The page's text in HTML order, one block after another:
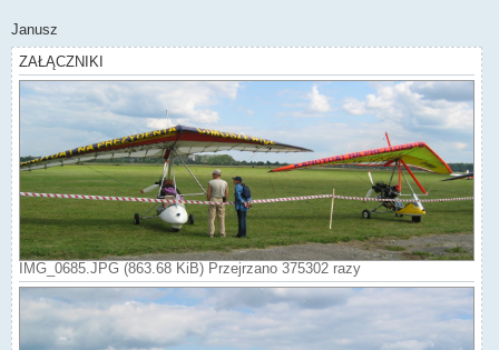
Janusz
ZAŁĄCZNIKI
IMG_0685.JPG (863.68 KiB) Przejrzano 375302 razy